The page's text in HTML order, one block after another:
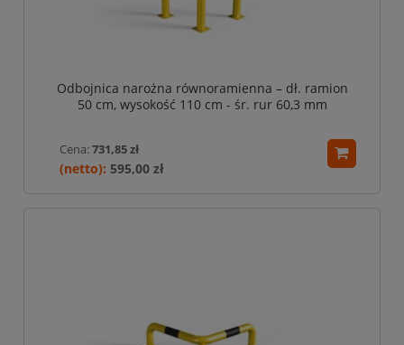
Odbojnica narożna równoramienna – dł. ramion
50 cm, wysokość 110 cm - śr. rur 60,3 mm
Cena:731,85 zł
595,00 zł